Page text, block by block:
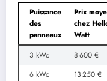
Puissance
des
panneaux
Prix
chez
Watt
3 kWc
8 600 €
6 kWc
13 250 €